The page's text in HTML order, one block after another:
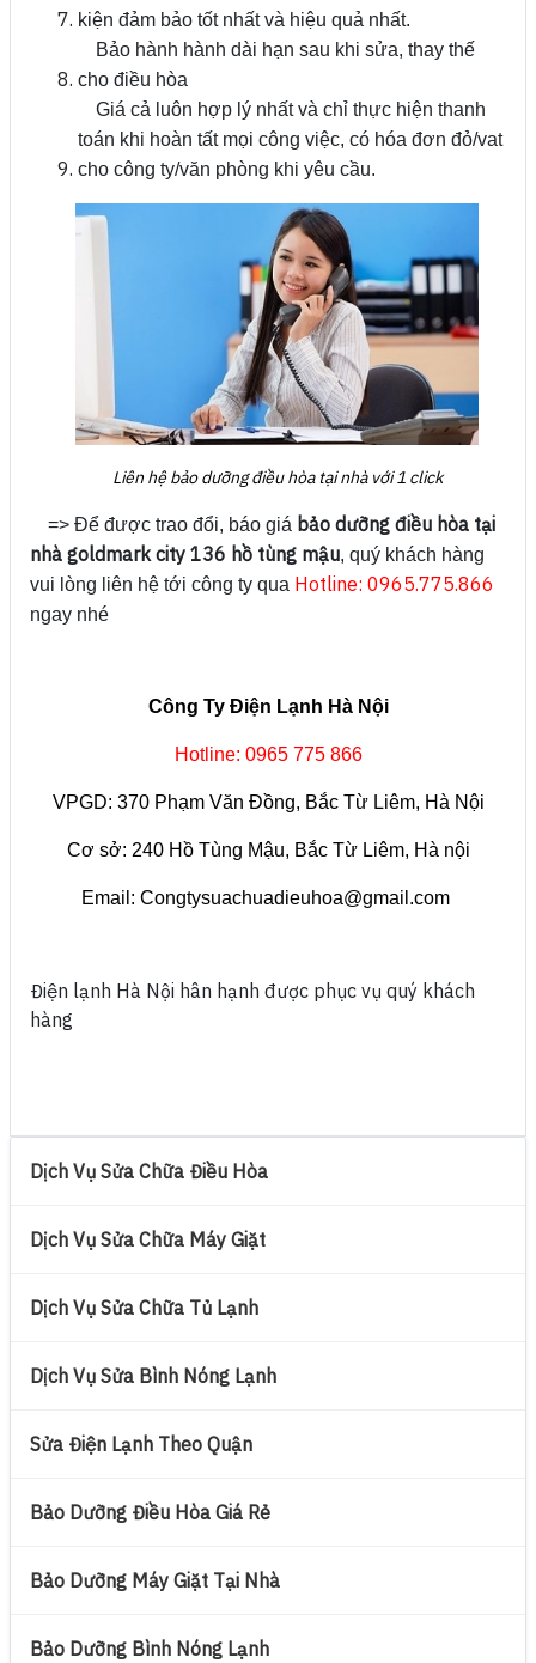
kiện đảm bảo tốt nhất và hiệu quả nhất.
Bảo hành hành dài hạn sau khi sửa, thay thế
cho điều hòa
Giá cả luôn hợp lý nhất và chỉ thực hiện thanh
toán khi hoàn tất mọi công việc, có hóa đơn đỏ/vat
cho công ty/văn phòng khi yêu cầu.
Liên hệ bảo dưỡng điều hòa tại nhà với 1 click
=> Để được trao đổi, báo giá bảo dưỡng điều hòa tại
nhà goldmark city 136 hồ tùng mậu, quý khách hàng
vui lòng liên hệ tới công ty qua Hotline: 0965.775.866
ngay nhé
Công Ty Điện Lạnh Hà Nội
Hotline: 0965 775 866
VPGD: 370 Phạm Văn Đồng, Bắc Từ Liêm, Hà Nội
Cơ sở: 240 Hồ Tùng Mậu, Bắc Từ Liêm, Hà nội
Email: Congtysuachuadieuhoa@gmail.com
Điện lạnh Hà Nội hân hạnh được phục vụ quý khách
hàng
Dịch Vụ Sửa Chữa Điều Hòa
Dịch Vụ Sửa Chữa Máy Giặt
Dịch Vụ Sửa Chữa Tủ Lạnh
Dịch Vụ Sửa Bình Nóng Lạnh
Sửa Điện Lạnh Theo Quận
Bảo Dưỡng Điều Hòa Giá Rẻ
Bảo Dưỡng Máy Giặt Tại Nhà
Bảo Dưỡng Bình Nóng Lạnh